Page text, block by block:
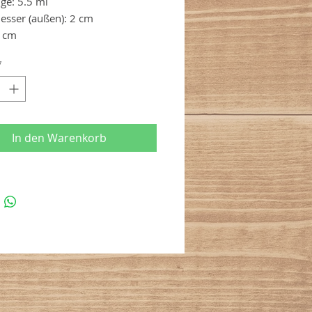
(außen): 2 cm
der Vorrat reicht!
In den Warenkorb